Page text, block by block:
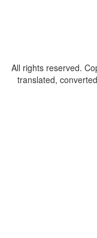
All rights reserved.
translated,